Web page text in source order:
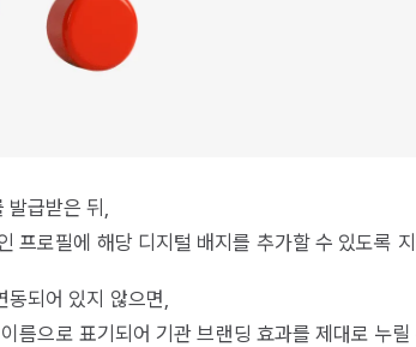
급받은 뒤,
프로필에 해당 디지털 배지를 추가할 수 있도록
되어 있지 않으면,
름으로 표기되어 기관 브랜딩 효과를 제대로 누